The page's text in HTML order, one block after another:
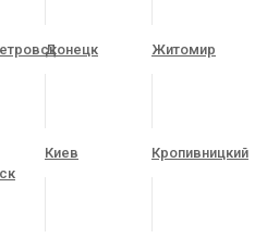
Донецк Житомир
Киев Кропивницкий